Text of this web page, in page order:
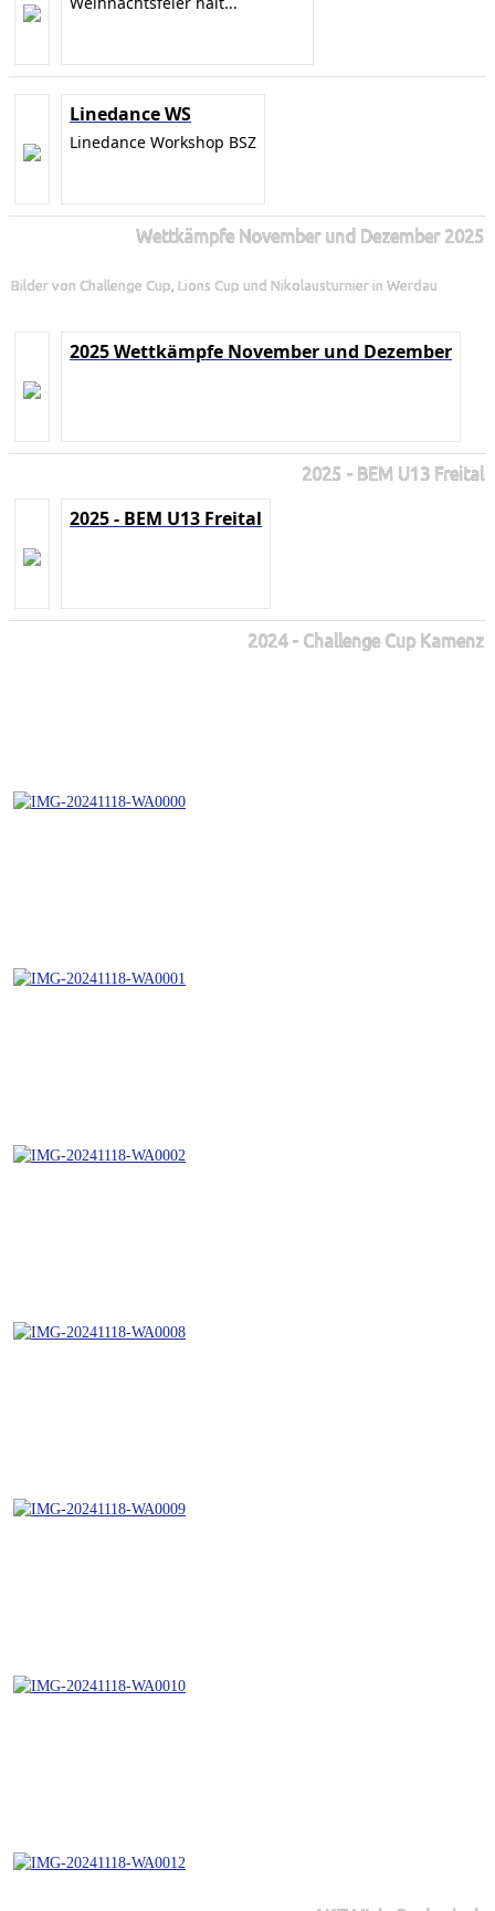
Linedance WS
Linedance Workshop BSZ
Wettkämpfe November und Dezember 2025
Bilder von Challenge Cup, Lions Cup und Nikolausturnier in Werdau
2025 Wettkämpfe November und Dezember
2025 - BEM U13 Freital
2025 - BEM U13 Freital
2024 - Challenge Cup Kamenz